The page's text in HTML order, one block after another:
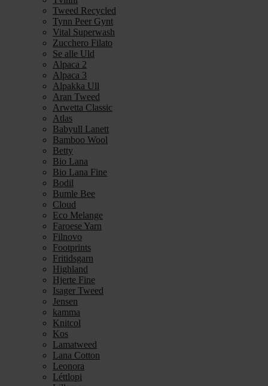
Tweed Recycled
Tynn Peer Gynt
Vital Superwash
Zucchero Filato
Se alle Uld
Alpaca 2
Alpaca 3
Alpakka Ull
Aran Tweed
Arwetta Classic
Atlas
Babyull Lanett
Bamboo Wool
Betty
Bio Lana
Bio Lana Fine
Bodil
Bumle Bee
Cloud
Eco Melange
Faroese Yarn
Filnovo
Footprints
Fritidsgarn
Highland
Hjerte Fine
Isager Tweed
Jensen
kamma
Knitcol
Kos
Lamatweed
Lana Cotton
Leonora
Léttlopi